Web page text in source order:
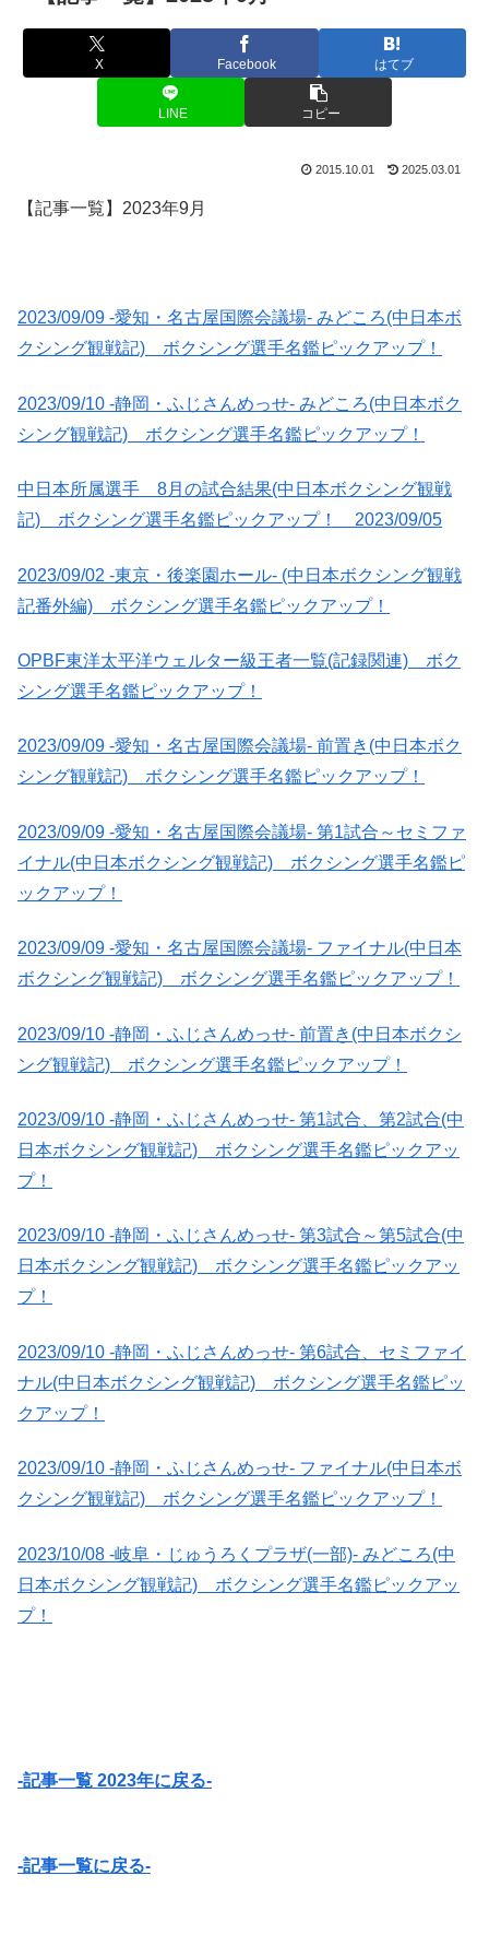
X Facebook はてブ
LINE コピー
2015.10.01 2025.03.01
【記事一覧】2023年9月
2023/09/09 -愛知・名古屋国際会議場- みどころ(中日本ボ
クシング観戦記) ボクシング選手名鑑ピックアップ！
2023/09/10 -静岡・ふじさんめっせ- みどころ(中日本ボク
シング観戦記) ボクシング選手名鑑ピックアップ！
中日本所属選手 8月の試合結果(中日本ボクシング観戦
記) ボクシング選手名鑑ピックアップ！ 2023/09/05
2023/09/02 -東京・後楽園ホール- (中日本ボクシング観戦
記番外編) ボクシング選手名鑑ピックアップ！
OPBF東洋太平洋ウェルター級王者一覧(記録関連) ボク
シング選手名鑑ピックアップ！
2023/09/09 -愛知・名古屋国際会議場- 前置き(中日本ボク
シング観戦記) ボクシング選手名鑑ピックアップ！
2023/09/09 -愛知・名古屋国際会議場- 第1試合～セミファ
イナル(中日本ボクシング観戦記) ボクシング選手名鑑ピ
ックアップ！
2023/09/09 -愛知・名古屋国際会議場- ファイナル(中日本
ボクシング観戦記) ボクシング選手名鑑ピックアップ！
2023/09/10 -静岡・ふじさんめっせ- 前置き(中日本ボクシ
ング観戦記) ボクシング選手名鑑ピックアップ！
2023/09/10 -静岡・ふじさんめっせ- 第1試合、第2試合(中
日本ボクシング観戦記) ボクシング選手名鑑ピックアッ
プ！
2023/09/10 -静岡・ふじさんめっせ- 第3試合～第5試合(中
日本ボクシング観戦記) ボクシング選手名鑑ピックアッ
プ！
2023/09/10 -静岡・ふじさんめっせ- 第6試合、セミファイ
ナル(中日本ボクシング観戦記) ボクシング選手名鑑ピッ
クアップ！
2023/09/10 -静岡・ふじさんめっせ- ファイナル(中日本ボ
クシング観戦記) ボクシング選手名鑑ピックアップ！
2023/10/08 -岐阜・じゅうろくプラザ(一部)- みどころ(中
日本ボクシング観戦記) ボクシング選手名鑑ピックアッ
プ！
-記事一覧 2023年に戻る-
-記事一覧に戻る-